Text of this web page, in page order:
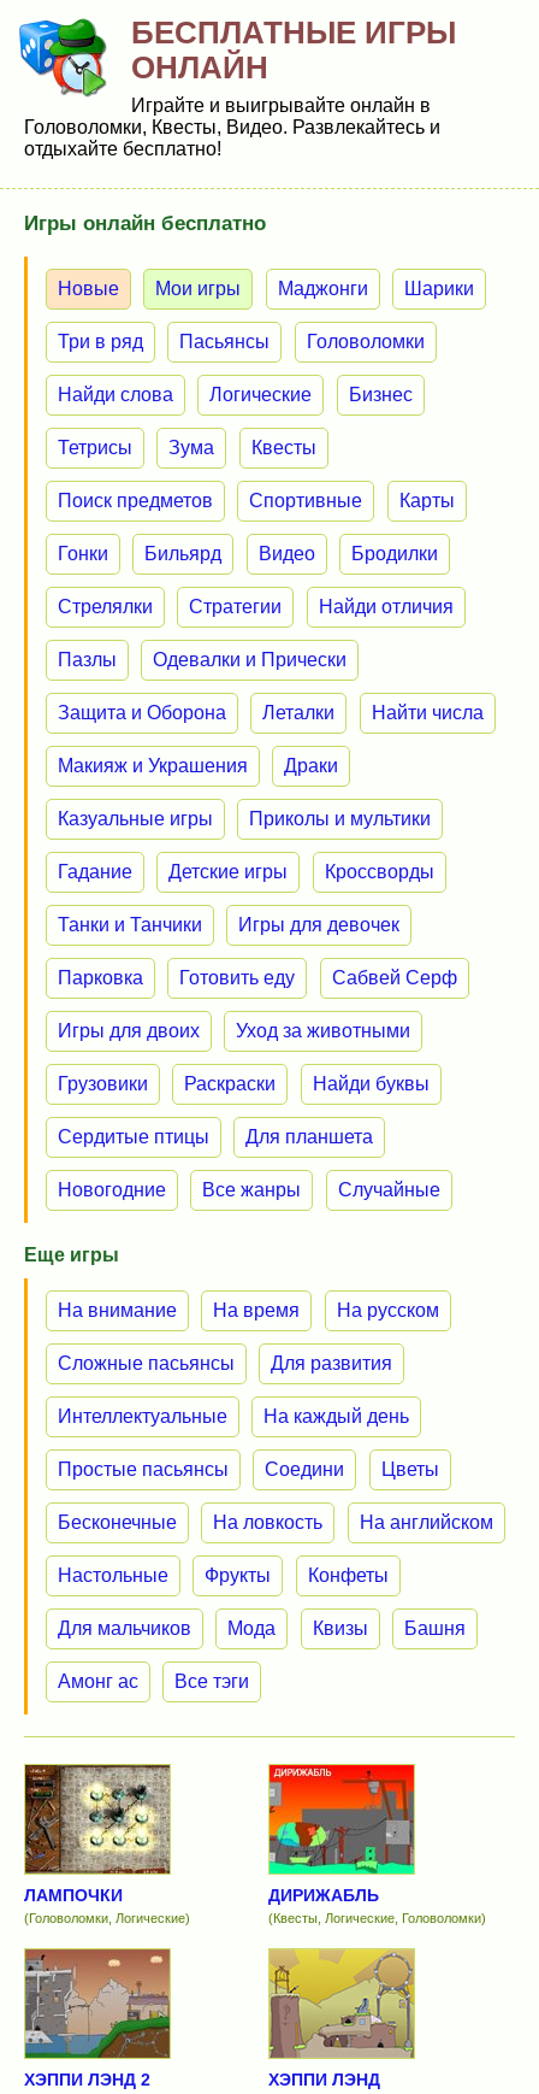
БЕСПЛАТНЫЕ ИГРЫ
ОНЛАЙН
Играйте и выигрывайте онлайн в
Головоломки, Квесты, Видео. Развлекайтесь и
отдыхайте бесплатно!
Игры онлайн бесплатно
Новые Мои игры Маджонги Шарики
Три в ряд Пасьянсы Головоломки
Найди слова Логические Бизнес
Тетрисы Зума Квесты
Поиск предметов Спортивные Карты
Гонки Бильярд Видео Бродилки
Стрелялки Стратегии Найди отличия
Пазлы Одевалки и Прически
Защита и Оборона Леталки Найти числа
Макияж и Украшения Драки
Казуальные игры Приколы и мультики
Гадание Детские игры Кроссворды
Танки и Танчики Игры для девочек
Парковка Готовить еду Сабвей Серф
Игры для двоих Уход за животными
Грузовики Раскраски Найди буквы
Сердитые птицы Для планшета
Новогодние Все жанры Случайные
Еще игры
На внимание На время На русском
Сложные пасьянсы Для развития
Интеллектуальные На каждый день
Простые пасьянсы Соедини Цветы
Бесконечные На ловкость На английском
Настольные Фрукты Конфеты
Для мальчиков Мода Квизы Башня
Амонг ас Все тэги
ЛАМПОЧКИ
(Головоломки, Логические)
ДИРИЖАБЛЬ
(Квесты, Логические, Головоломки)
ХЭППИ ЛЭНД 2 ХЭППИ ЛЭНД